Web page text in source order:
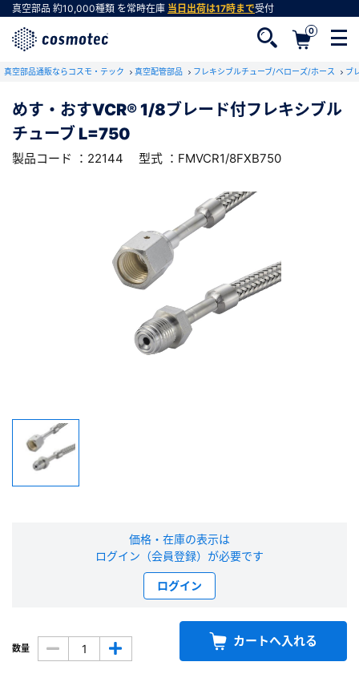
真空部品 約10,000種類 を常時在庫 当日出荷は17時まで受付
0
真空部品通販ならコスモ・テック 真空配管部品 フレキシブルチューブ/ベローズ/ホース ブ
めす・おすVCR® 1/8ブレード付フレキシブル
チューブ L=750
製品コード ：22144 型式 ：FMVCR1/8FXB750
価格・在庫の表示は
ログイン（会員登録）が必要です
ログイン
数量 カートへ入れる
RoHS2適合報告書のダウンロード
下記製品のRoHS2適合報告書のダウンロードをします。
めす・おすVCR® 1/8ブレード付フレキシブ
ルチューブ L=750
型式 ：FMVCR1/8FXB750 製品コード ：22144
ダウンロードする
会員登録がお済みでない方
会員登録をすれば、便利な機能がご利用いただけ
※新規会員登録をお申し込み頂いてから本登録となるまで、数日間かかる場合
があります。また当社の判断によりお断りする場合があります。
ログイン
お問い合わせページ